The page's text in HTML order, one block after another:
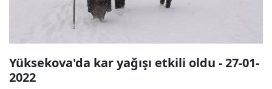
Yüksekova'da kar yağışı etkili oldu - 27-01-
2022